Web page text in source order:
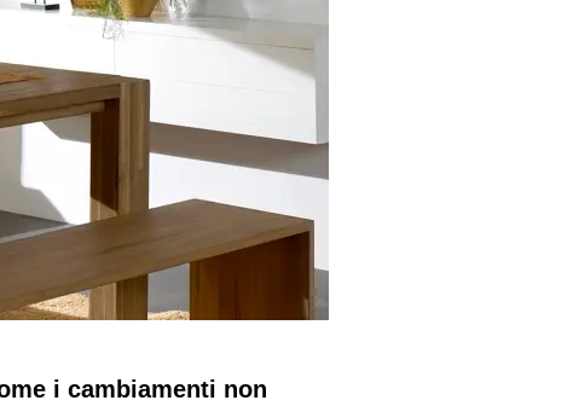
i cambiamenti non